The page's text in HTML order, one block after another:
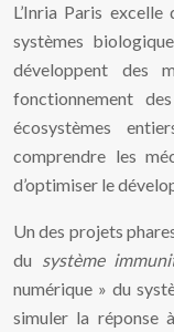
L’Inria Paris
systèmes
développent des
fonctionnement
écosystèmes
comprendre les
d’optimiser le
Un des projets
du système
numérique » du
simuler la réponse